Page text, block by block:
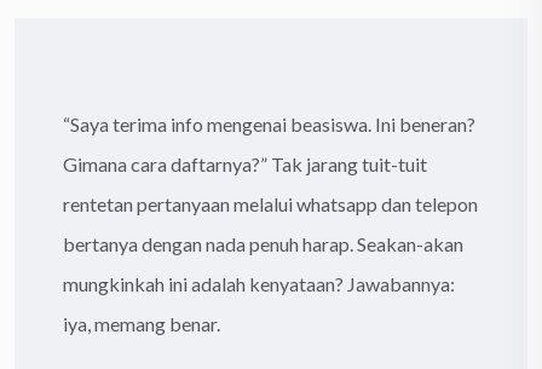
“Saya terima info mengenai beasiswa. Ini beneran?
Gimana cara daftarnya?” Tak jarang tuit-tuit
rentetan pertanyaan melalui whatsapp dan telepon
bertanya dengan nada penuh harap. Seakan-akan
mungkinkah ini adalah kenyataan? Jawabannya:
iya, memang benar.